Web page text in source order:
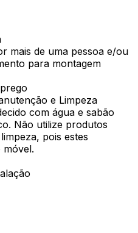
mais de uma pessoa e/ou
para montagem
e Limpeza
com água e sabão
Não utilize produtos
pois estes
móvel.